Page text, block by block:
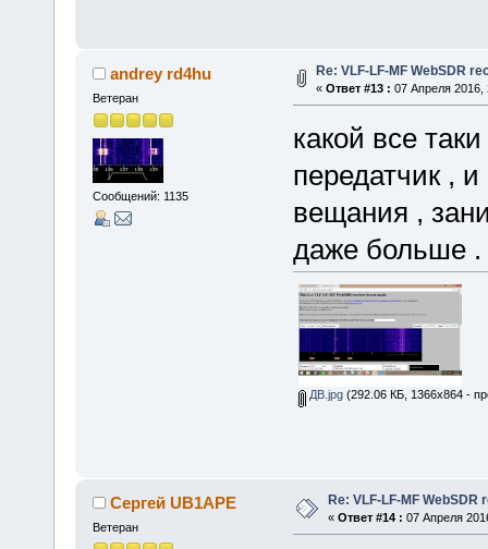
andrey rd4hu
Ветеран
Сообщений: 1135
Re: VLF-LF-MF WebSDR
« Ответ #13 : 07 Апреля 2016,
какой все
передатчик ,
вещания ,
даже больше .
ДВ.jpg(292.06 КБ, 1366x864 -
Сергей UB1APE
Ветеран
Re: VLF-LF-MF
« Ответ #14 : 07 Апреля